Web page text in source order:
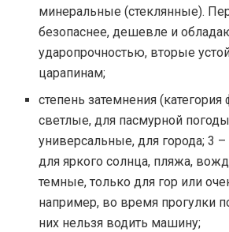
минеральные (стеклянные).
безопаснее, дешевле и
ударопрочностью, вторые
царапинам;
степень затемнения (категория
светлые, для пасмурной
универсальные, для города; 3 –
для яркого солнца, пляжа,
темные, только для гор или
например, во время прогулки
них нельзя водить машину;